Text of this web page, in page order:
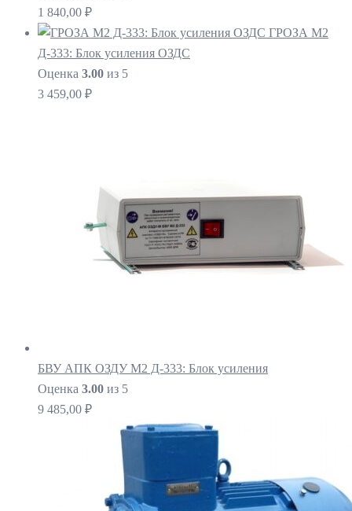
1 840,00 ₽
ГРОЗА М2
Д-333: Блок усиления ОЗДС
Оценка 3.00 из 5
3 459,00 ₽
БВУ АПК ОЗДУ М2 Д-333: Блок усиления
Оценка 3.00 из 5
9 485,00 ₽